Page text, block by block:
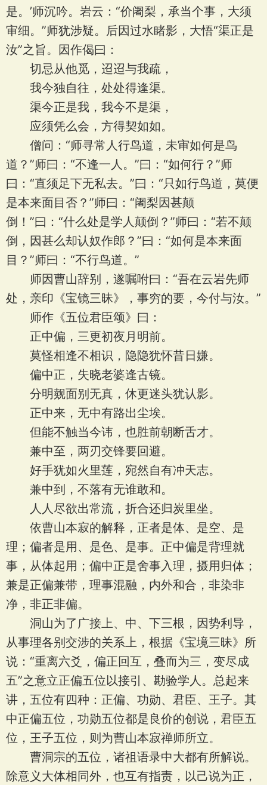
是。’师沉吟。岩云：“价阇梨，承当个事，大须
审细。”师犹涉疑。后因过水睹影，大悟“渠正是
汝”之旨。因作偈曰：
切忌从他觅，迢迢与我疏，
我今独自往，处处得逢渠。
渠今正是我，我今不是渠，
应须凭么会，方得契如如。
僧问：“师寻常人行鸟道，未审如何是鸟
道？”师曰：“不逢一人。”曰：“如何行？”师
曰：“直须足下无私去。”曰：“只如行鸟道，莫便
是本来面目否？”师曰：“阇梨因甚颠
倒！”曰：“什么处是学人颠倒？”师曰：“若不颠
倒，因甚么却认奴作郎？”曰：“如何是本来面
目？”师曰：“不行鸟道。”
师因曹山辞别，遂嘱咐曰：“吾在云岩先师
处，亲印《宝镜三昧》，事穷的要，今付与汝。”
师作《五位君臣颂》曰：
正中偏，三更初夜月明前。
莫怪相逢不相识，隐隐犹怀昔日嫌。
偏中正，失晓老婆逢古镜。
分明觌面别无真，休更迷头犹认影。
正中来，无中有路出尘埃。
但能不触当今讳，也胜前朝断舌才。
兼中至，两刃交锋要回避。
好手犹如火里莲，宛然自有冲天志。
兼中到，不落有无谁敢和。
人人尽欲出常流，折合还归炭里坐。
依曹山本寂的解释，正者是体、是空、是
理；偏者是用、是色、是事。正中偏是背理就
事，从体起用；偏中正是舍事入理，摄用归体；
兼是正偏兼带，理事混融，内外和合，非染非
净，非正非偏。
洞山为了广接上、中、下三根，因势利导，
从事理各别交涉的关系上，根据《宝境三昧》所
说：“重离六爻，偏正回互，叠而为三，变尽成
五”之意立正偏五位以接引、勘验学人。总起来
讲，五位有四种：正偏、功勋、君臣、王子。其
中正偏五位，功勋五位都是良价的创说，君臣五
位，王子五位，则为曹山本寂禅师所立。
曹洞宗的五位，诸祖语录中大都有所解说。
除意义大体相同外，也互有指责，以己说为正，